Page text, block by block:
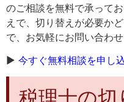
のご相談を無料で承って
えで、切り替えが必要か
で、お気軽にお問い合わせ
▶ 今すぐ無料相談を申し
税理士の切